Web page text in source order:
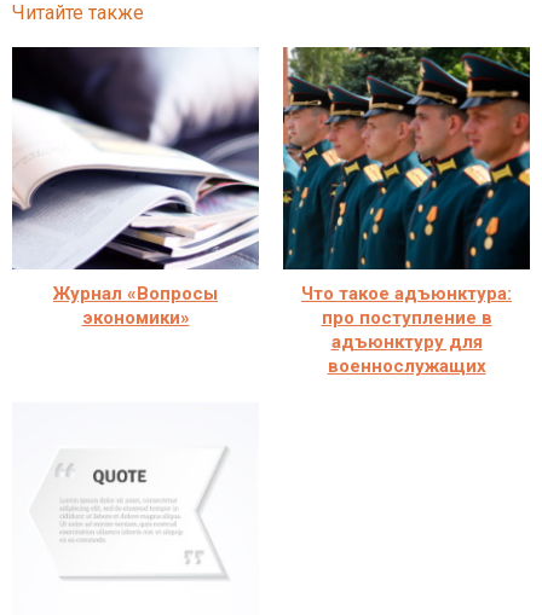
Читайте также
Журнал «Вопросы
экономики»
Что такое адъюнктура:
про поступление в
адъюнктуру для
военнослужащих